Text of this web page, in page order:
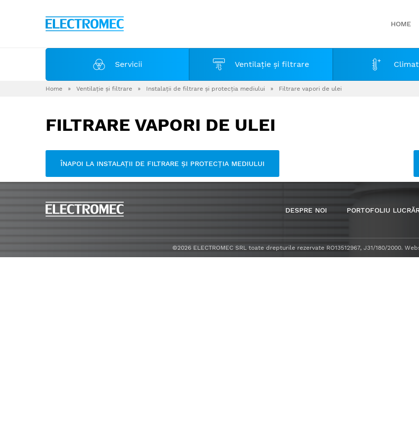
HOME
Servicii Ventilaţie şi filtrare
Home » Ventilaţie şi filtrare » Instalaţii de filtrare şi protecţia mediului » Filtrare vapori de ulei
FILTRARE VAPORI DE ULEI
ÎNAPOI LA INSTALAŢII DE FILTRARE ŞI PROTECŢIA MEDIULUI
DESPRE NOI PORTOFOLIU
©2026 ELECTROMEC SRL toate drepturile rezervate RO13512967, J31/180/2000.